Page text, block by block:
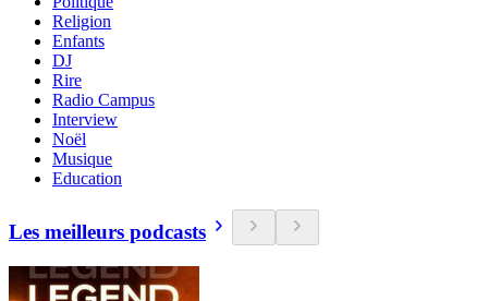
Religion
Enfants
DJ
Rire
Radio Campus
Interview
Noël
Musique
Education
Les meilleurs podcasts